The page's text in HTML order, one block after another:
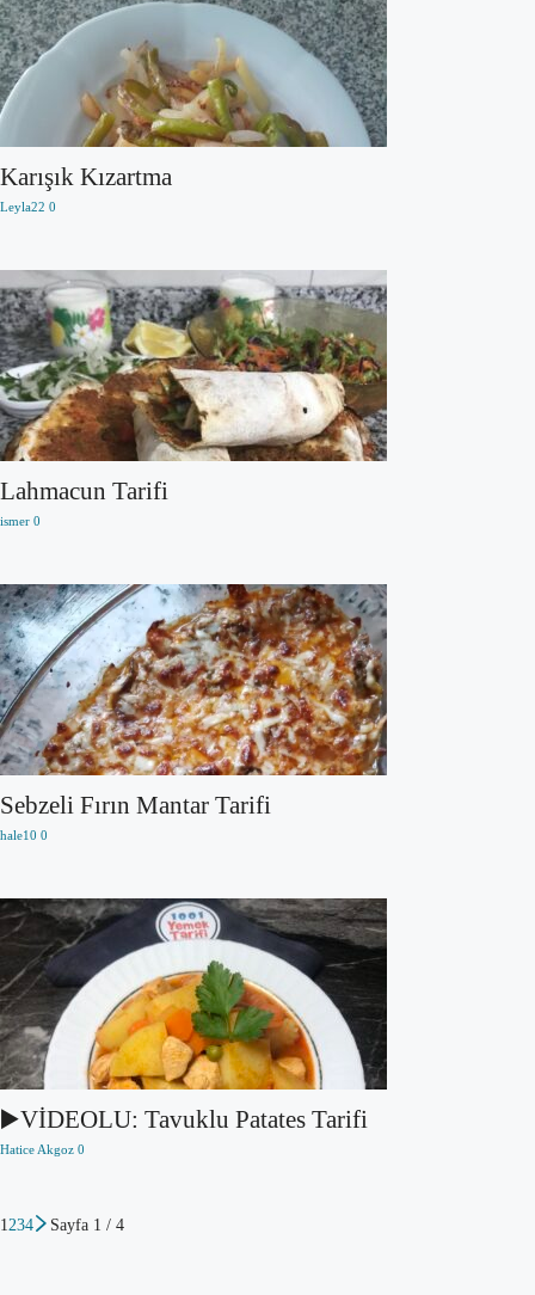
Karışık Kızartma
Leyla22 0
Lahmacun Tarifi
ismer 0
Sebzeli Fırın Mantar Tarifi
hale10 0
▶️VİDEOLU: Tavuklu Patates Tarifi
Hatice Akgoz 0
1 234 Sayfa 1 / 4